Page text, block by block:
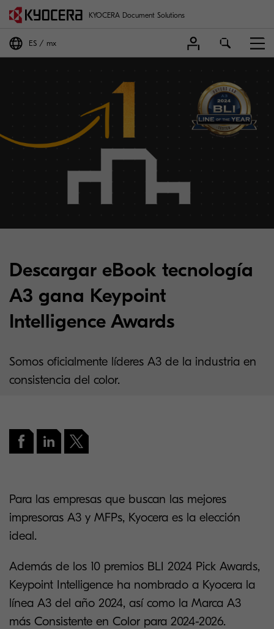
KYOCERA Document Solutions
ES mx
Descargar eBook tecnología
A3 gana Keypoint
Intelligence Awards
Somos oficialmente líderes A3 de la industria en
consistencia del color.
Para las empresas que buscan las mejores
impresoras A3 y MFPs, Kyocera es la elección
ideal.
Además de los 10 premios BLI 2024 Pick Awards,
Keypoint Intelligence ha nombrado a Kyocera la
línea A3 del año 2024, así como la Marca A3
más Consistente en Color para 2024-2026.